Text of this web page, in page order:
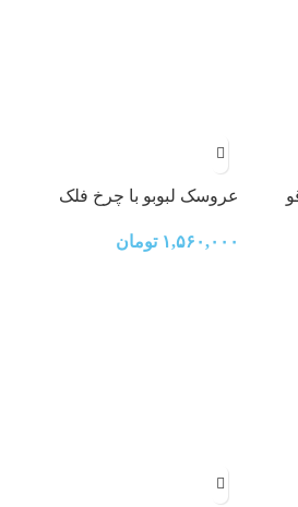
عروسک لبوبو با چرخ فلک
۱,۵۶۰,۰۰۰ تومان